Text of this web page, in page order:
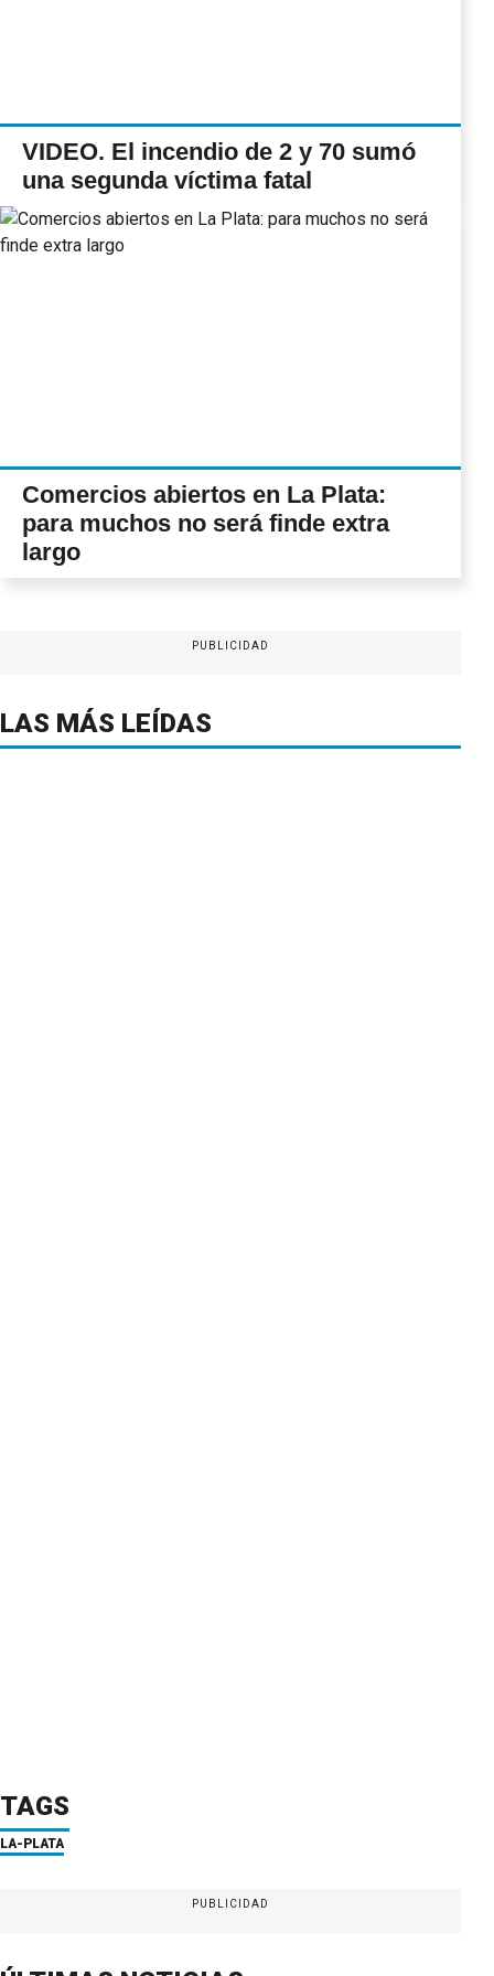
VIDEO. El incendio de 2 y 70 sumó
una segunda víctima fatal
Comercios abiertos en La Plata:
para muchos no será finde extra
largo
PUBLICIDAD
LAS MÁS LEÍDAS
TAGS
LA-PLATA
PUBLICIDAD